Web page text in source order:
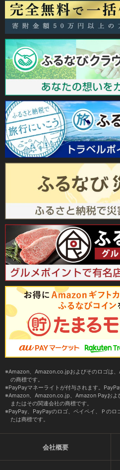
Amazon、Amazon.co.jpおよびそのロゴは
の商標です。
PayPayマネーライトが付与されます。
Amazon、Amazon.co.jp、Amazon Payお
またはその関連会社の商標です。
PayPay、PayPayのロゴ、ペイペイ、Ｐのロ
たは商標です。
会社概要